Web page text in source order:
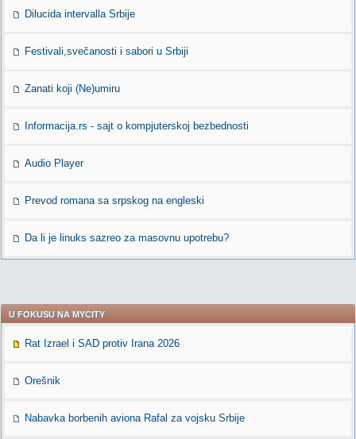
Dilucida intervalla Srbije
Festivali,svečanosti i sabori u Srbiji
Zanati koji (Ne)umiru
Informacija.rs - sajt o kompjuterskoj bezbednosti
Audio Player
Prevod romana sa srpskog na engleski
Da li je linuks sazreo za masovnu upotrebu?
U FOKUSU NA MYCITY
Rat Izrael i SAD protiv Irana 2026
Orešnik
Nabavka borbenih aviona Rafal za vojsku Srbije